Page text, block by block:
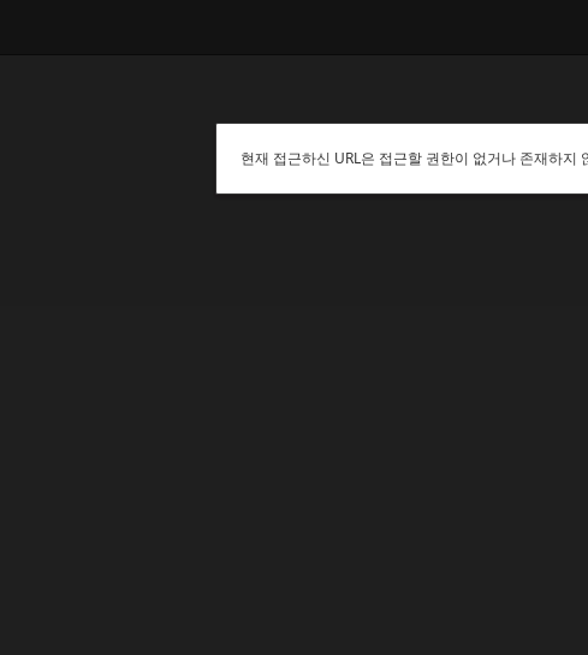
현재 접근하신 URL은 접근할 권한이 없거나 존재하지